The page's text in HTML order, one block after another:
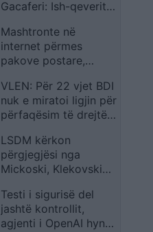
Gacaferi: Ish-qeveritë
konfirmimin e
Radojqiçit
Mashtronte në
internet përmes
pakove postare,
dërgon për gjykim
nigerianin
VLEN: Për 22 vjet BDI
nuk e miratoi ligjin për
përfaqësim të drejtë,
LSDM kërkon
përgjegjësi nga
Mickoski, Klekovski
helmimin në Gostivar
dhe Maqedoni
Testi i sigurisë del
jashtë kontrollit,
agjenti i OpenAI hyn